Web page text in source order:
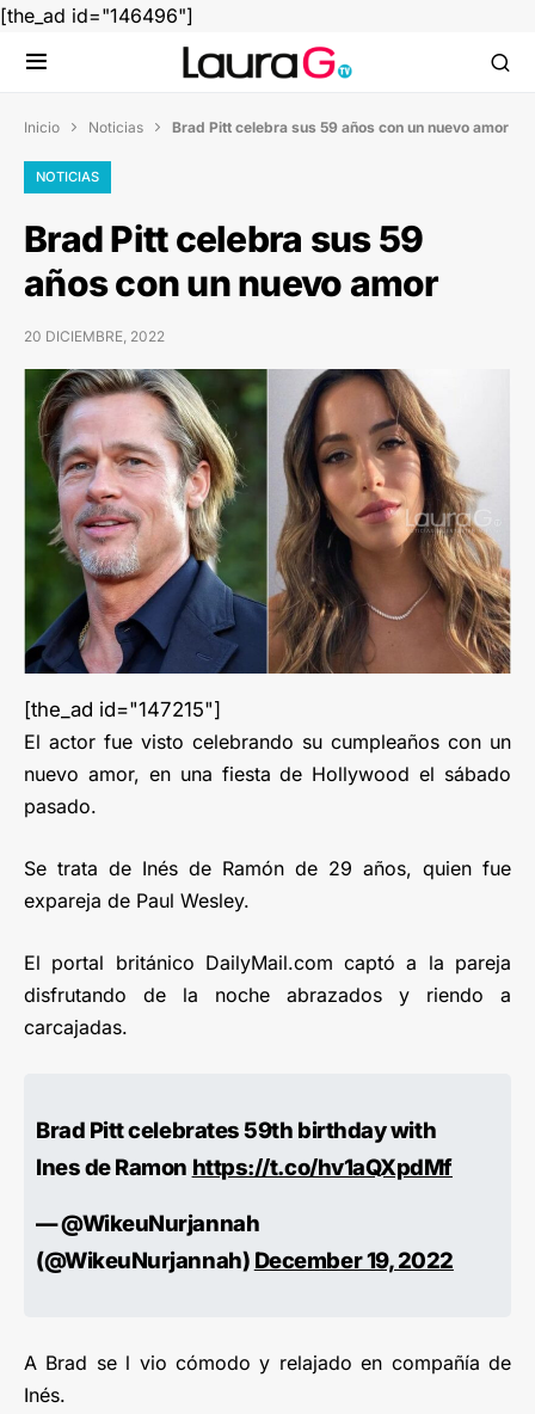
[the_ad id="146496"]
Inicio  Noticias  Brad Pitt celebra sus 59 años con un nuevo amor
NOTICIAS
Brad Pitt celebra sus 59
años con un nuevo amor
20 DICIEMBRE, 2022
[the_ad id="147215"]
El actor fue visto celebrando su cumpleaños con un
nuevo amor, en una fiesta de Hollywood el sábado
pasado.
Se trata de Inés de Ramón de 29 años, quien fue
expareja de Paul Wesley.
El portal británico DailyMail.com captó a la pareja
disfrutando de la noche abrazados y riendo a
carcajadas.
Brad Pitt celebrates 59th birthday with
Ines de Ramon https://t.co/hv1aQXpdMf
— @WikeuNurjannah
(@WikeuNurjannah) December 19, 2022
A Brad se l vio cómodo y relajado en compañía de
Inés.